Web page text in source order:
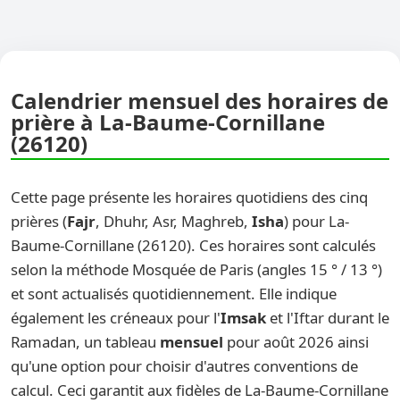
Calendrier mensuel des horaires de
prière à La-Baume-Cornillane
(26120)
Cette page présente les horaires quotidiens des cinq
prières (Fajr, Dhuhr, Asr, Maghreb, Isha) pour La-
Baume-Cornillane (26120). Ces horaires sont calculés
selon la méthode Mosquée de Paris (angles 15 ° / 13 °)
et sont actualisés quotidiennement. Elle indique
également les créneaux pour l'Imsak et l'Iftar durant le
Ramadan, un tableau mensuel pour août 2026 ainsi
qu'une option pour choisir d'autres conventions de
calcul. Ceci garantit aux fidèles de La-Baume-Cornillane